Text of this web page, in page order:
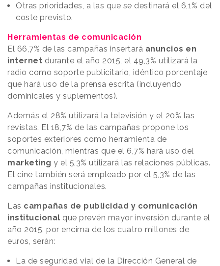
Otras prioridades, a las que se destinará el 6,1% del
coste previsto.
Herramientas de comunicación
El 66,7% de las campañas insertará anuncios en
internet durante el año 2015, el 49,3% utilizará la
radio como soporte publicitario, idéntico porcentaje
que hará uso de la prensa escrita (incluyendo
dominicales y suplementos).
Además el 28% utilizará la televisión y el 20% las
revistas. El 18,7% de las campañas propone los
soportes exteriores como herramienta de
comunicación, mientras que el 6,7% hará uso del
marketing y el 5,3% utilizará las relaciones públicas.
El cine también será empleado por el 5,3% de las
campañas institucionales.
Las campañas de publicidad y comunicación
institucional que prevén mayor inversión durante el
año 2015, por encima de los cuatro millones de
euros, serán:
La de seguridad vial de la Dirección General de